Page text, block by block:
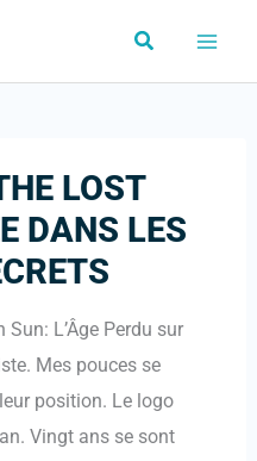
Rechercher
LOST
DANS LES
Sun: L’Âge Perdu sur
Mes pouces se
position. Le logo
Vingt ans se sont